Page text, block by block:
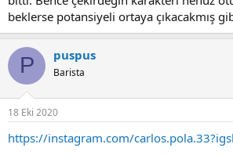
beklerse potansiyeli ortaya çıkacakmış
P puspus
Barista
18 Eki 2020
https://instagram.com/